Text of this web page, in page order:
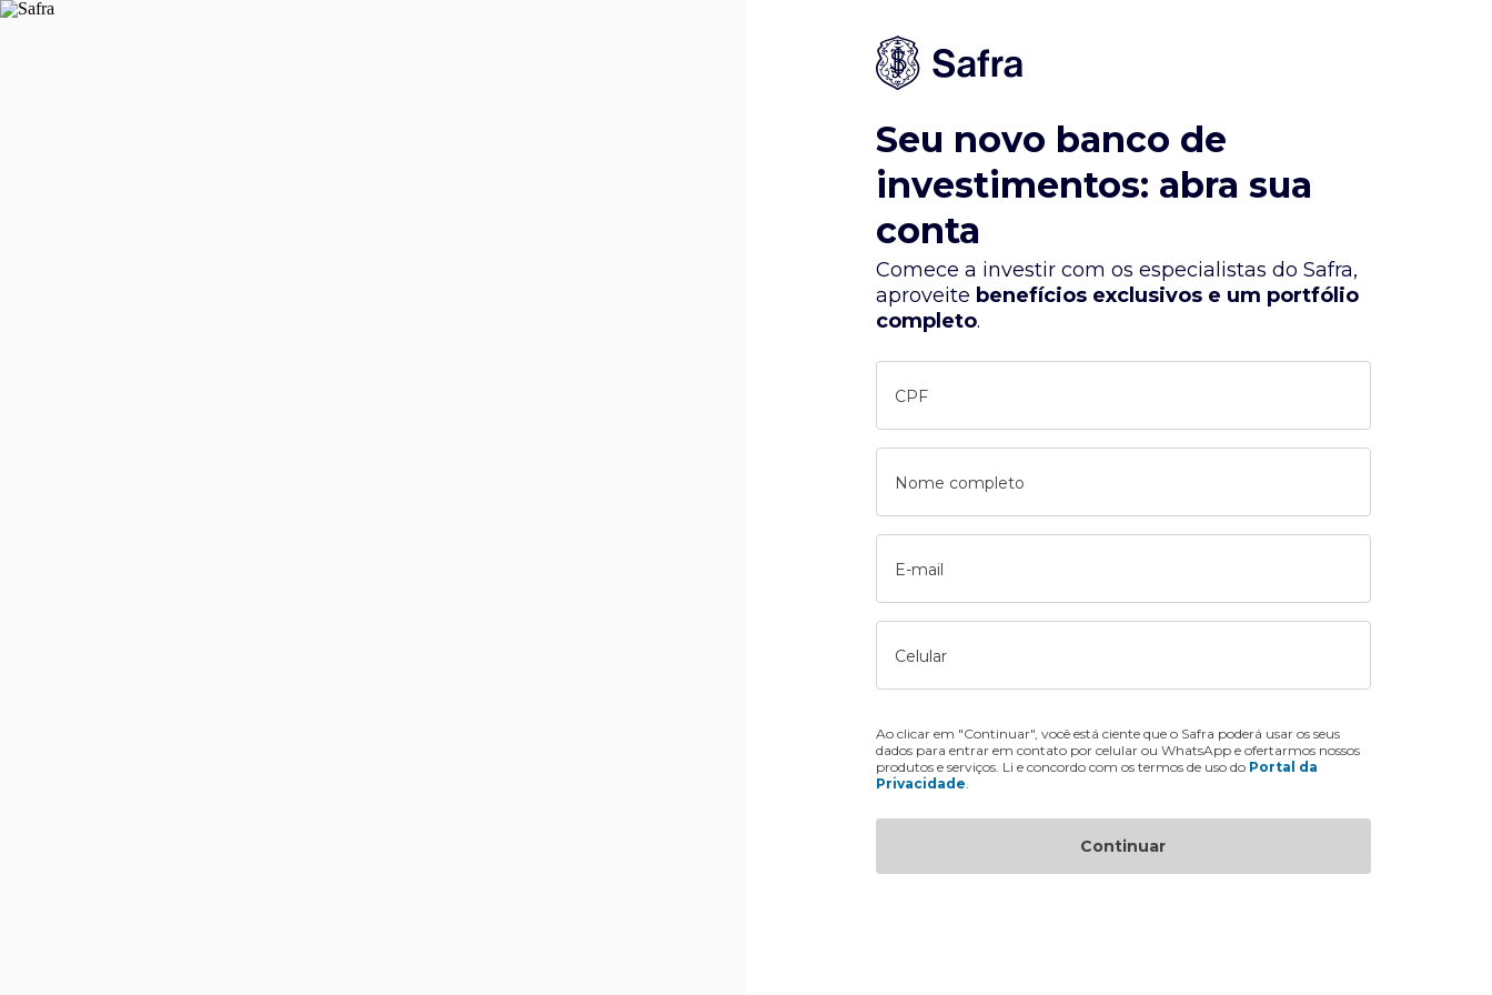
Seu novo banco de
investimentos: abra sua
conta
Comece a investir com os especialistas do Safra,
aproveite benefícios exclusivos e um portfólio
completo.
CPF
Nome completo
E-mail
Celular
Ao clicar em "Continuar", você está ciente que o Safra poderá usar os seus
dados para entrar em contato por celular ou WhatsApp e ofertarmos nossos
produtos e serviços. Li e concordo com os termos de uso do Portal da
Privacidade
Continuar